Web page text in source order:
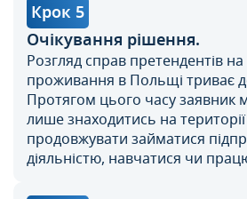
Крок 5
Очікування рішення.
Розгляд справ претендентів
проживання в Польщi триває
Протягом цього часу заявник
лише знаходитись на
продовжувати займатися
діяльністю, навчатися чи